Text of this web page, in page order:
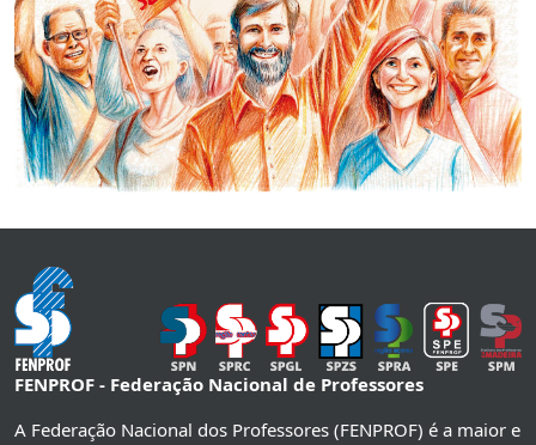
FENPROF - Federação Nacional de Professores
A Federação Nacional dos Professores (FENPROF) é a maior e